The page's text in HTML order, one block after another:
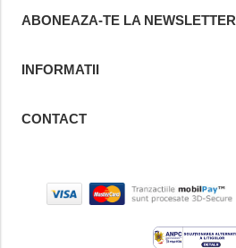
ABONEAZA-TE LA NEWSLETTER
INFORMATII
CONTACT